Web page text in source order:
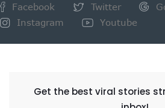
Facebook Twitter
Instagram
Youtube
Get the best viral stories